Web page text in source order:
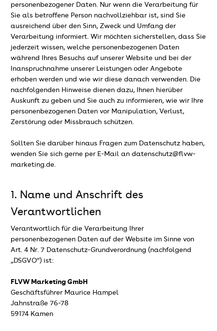
personenbezogener Daten. Nur wenn die Verarbeitung für
Sie als betroffene Person nachvollziehbar ist, sind Sie
ausreichend über den Sinn, Zweck und Umfang der
Verarbeitung informiert. Wir möchten sicherstellen, dass Sie
jederzeit wissen, welche personenbezogenen Daten
während Ihres Besuchs auf unserer Website und bei der
Inanspruchnahme unserer Leistungen oder Angebote
erhoben werden und wie wir diese danach verwenden. Die
nachfolgenden Hinweise dienen dazu, Ihnen hierüber
Auskunft zu geben und Sie auch zu informieren, wie wir Ihre
personenbezogenen Daten vor Manipulation, Verlust,
Zerstörung oder Missbrauch schützen.
Sollten Sie darüber hinaus Fragen zum Datenschutz haben,
wenden Sie sich gerne per E-Mail an datenschutz@flvw-
marketing.de.
1. Name und Anschrift des
Verantwortlichen
Verantwortlich für die Verarbeitung Ihrer
personenbezogenen Daten auf der Website im Sinne von
Art. 4 Nr. 7 Datenschutz-Grundverordnung (nachfolgend
„DSGVO“) ist:
FLVW Marketing GmbH
Geschäftsführer Maurice Hampel
Jahnstraße 76-78
59174 Kamen